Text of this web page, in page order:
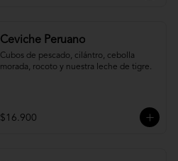
Ceviche Peruano
Cubos de pescado, cilántro, cebolla
morada, rocoto y nuestra leche de tigre.
$16.900